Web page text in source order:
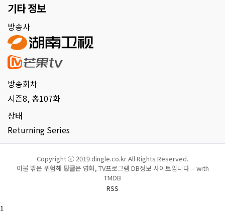
기타 정보
방송사
방송회차
시즌8, 총107화
상태
Returning Series
Copyright ⓒ 2019 dingle.co.kr All Rights Reserved.
이불 밖은 위험해 딩글은 영화, TV프로그램 DB정보 사이트입니다. - with
TMDB
RSS
1